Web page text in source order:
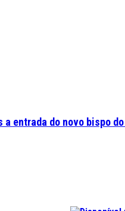
a entrada do novo bispo